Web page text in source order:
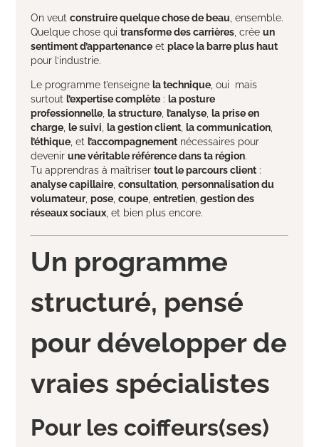
On veut construire quelque chose de beau , ensemble.
Quelque chose qui transforme des carrières, crée un
sentiment d’appartenanceet place la barre plus haut
pour l’industrie.
Le programme t’enseigne la technique, oui mais
surtout l’expertise complète: la posture
professionnelle, la structure, l’analyse, la prise en
charge, le suivi la gestion client, la communication,
l’éthique, et l’accompagnementnécessaires pour
devenir une véritable référence dans ta région.
Tu apprendras à maîtriser tout le parcours client:
analyse capillaire, consultation, personnalisation du
volumateur, pose, coupe, entretien, gestion des
réseaux sociaux, et bien plus encore.
Un programme
structuré, pensé
pour développer de
vraies spécialistes
Pour les coiffeurs(ses)